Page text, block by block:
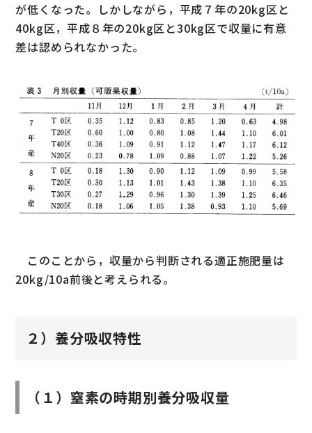
が低くなった。しかしながら，平成７年の20kg区と
40kg区，平成８年の20kg区と30kg区で収量に有意
差は認められなかった。
このことから，収量から判断される適正施肥量は
20kg/10a前後と考えられる。
２）養分吸収特性
（１）窒素の時期別養分吸収量